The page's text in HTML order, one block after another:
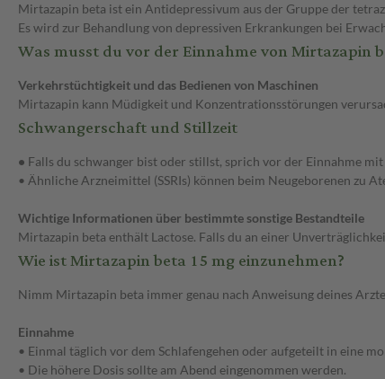
Mirtazapin beta ist ein Antidepressivum aus der Gruppe der
Es wird zur Behandlung von depressiven Erkrankungen bei
Was musst du vor der Einnahme von Mirtazapin
Verkehrstüchtigkeit und das Bedienen von Maschinen
Mirtazapin kann Müdigkeit und Konzentrationsstörungen
Schwangerschaft und Stillzeit
• Falls du schwanger bist oder stillst, sprich vor der Einnahme
• Ähnliche Arzneimittel (SSRIs) können beim Neugeborenen zu
Wichtige Informationen über bestimmte sonstige Bestandteile
Mirtazapin beta enthält Lactose. Falls du an einer
Wie ist Mirtazapin beta 15 mg einzunehmen?
Nimm Mirtazapin beta immer genau nach Anweisung deines
Einnahme
• Einmal täglich vor dem Schlafengehen oder aufgeteilt in eine
• Die höhere Dosis sollte am Abend eingenommen werden.